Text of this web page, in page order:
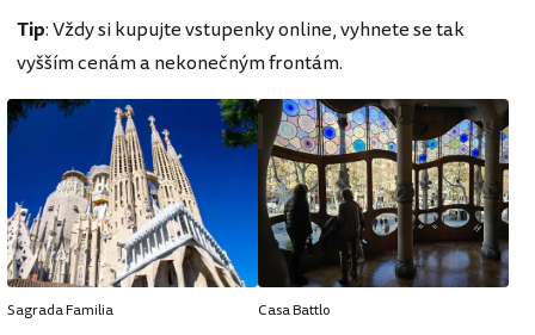
Tip: Vždy si kupujte vstupenky online, vyhnete se tak
vyšším cenám a nekonečným frontám.
Sagrada Familia Casa Battlo